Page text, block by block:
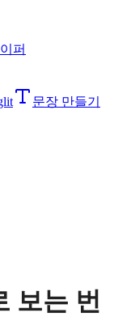
퍼
문장 만들기
보는 번